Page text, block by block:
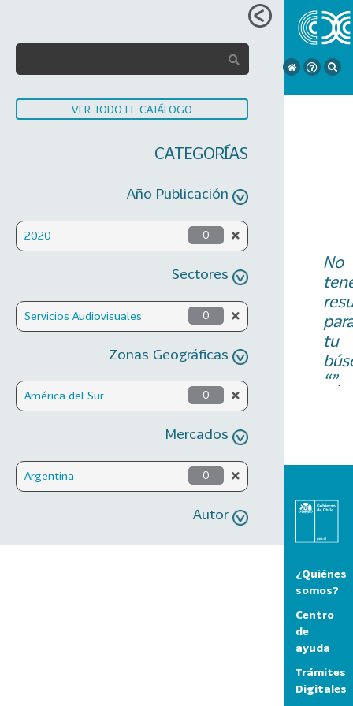
VER TODO EL CATÁLOGO
CATEGORÍAS
Año Publicación
2020 0
Sectores
Servicios Audiovisuales 0
Zonas Geográficas
América del Sur 0
Mercados
Argentina 0
Autor
No
tu
“”.
¿Quiénes
somos?
Centro
de
ayuda
Trámites
Digitales